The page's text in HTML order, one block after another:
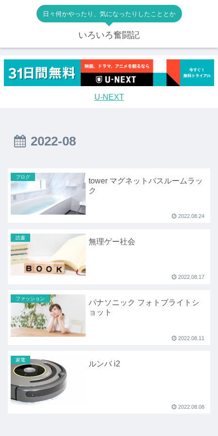
日々何かやったり、気になったりしたこととか
いろいろ奮闘記
U-NEXT
2022-08
ブログ
tower マグネットバスルームラッ
ク
2022.08.24
読書 無理ゲー社会
2022.08.17
ファッション
パナソニック フォトブライトシ
ョット
2022.08.11
家電 ルンバ i2
2022.08.08